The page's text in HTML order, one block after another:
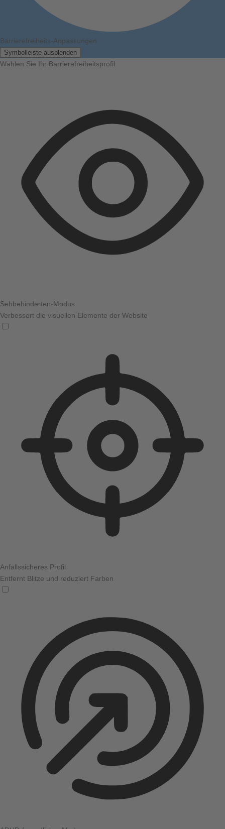
Barrierefreiheits-Anpassungen
Symbolleiste ausblenden
Wählen Sie Ihr Barrierefreiheitsprofil
Sehbehinderten-Modus
Verbessert die visuellen Elemente der Website
Anfallssicheres Profil
Entfernt Blitze und reduziert Farben